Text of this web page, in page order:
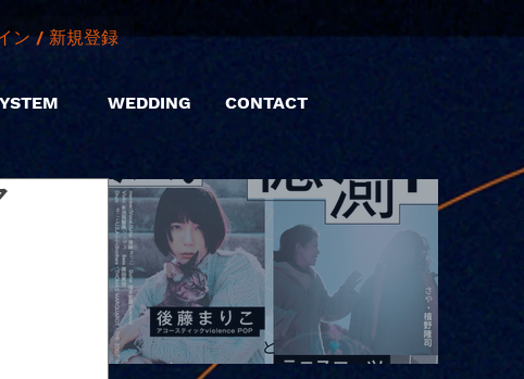
ン / 新規登録
WEDDING CONTACT
2026.08.10 |【観覧】「巷のmyストーリー/風の憶測1～後藤まりこ